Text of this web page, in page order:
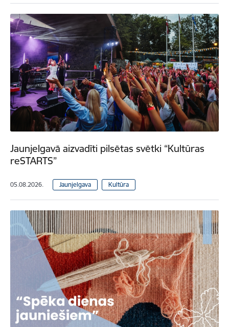
Jaunjelgavā aizvadīti pilsētas svētki “Kultūras
reSTARTS”
05.08.2026. Jaunjelgava Kultūra